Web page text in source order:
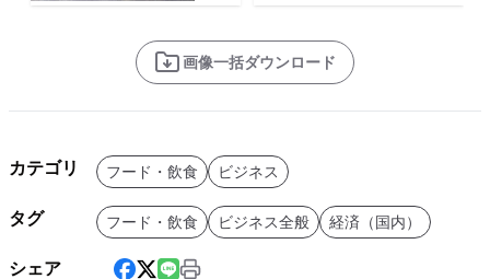
画像一括ダウンロード
カテゴリ フード・飲食 ビジネス
タグ フード・飲食 ビジネス全般 経済（国内）
シェア